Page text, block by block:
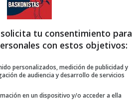
tu consentimiento para
con estos objetivos:
personalizados, medición de publicidad y
de audiencia y desarrollo de servicios
en un dispositivo y/o acceder a ella